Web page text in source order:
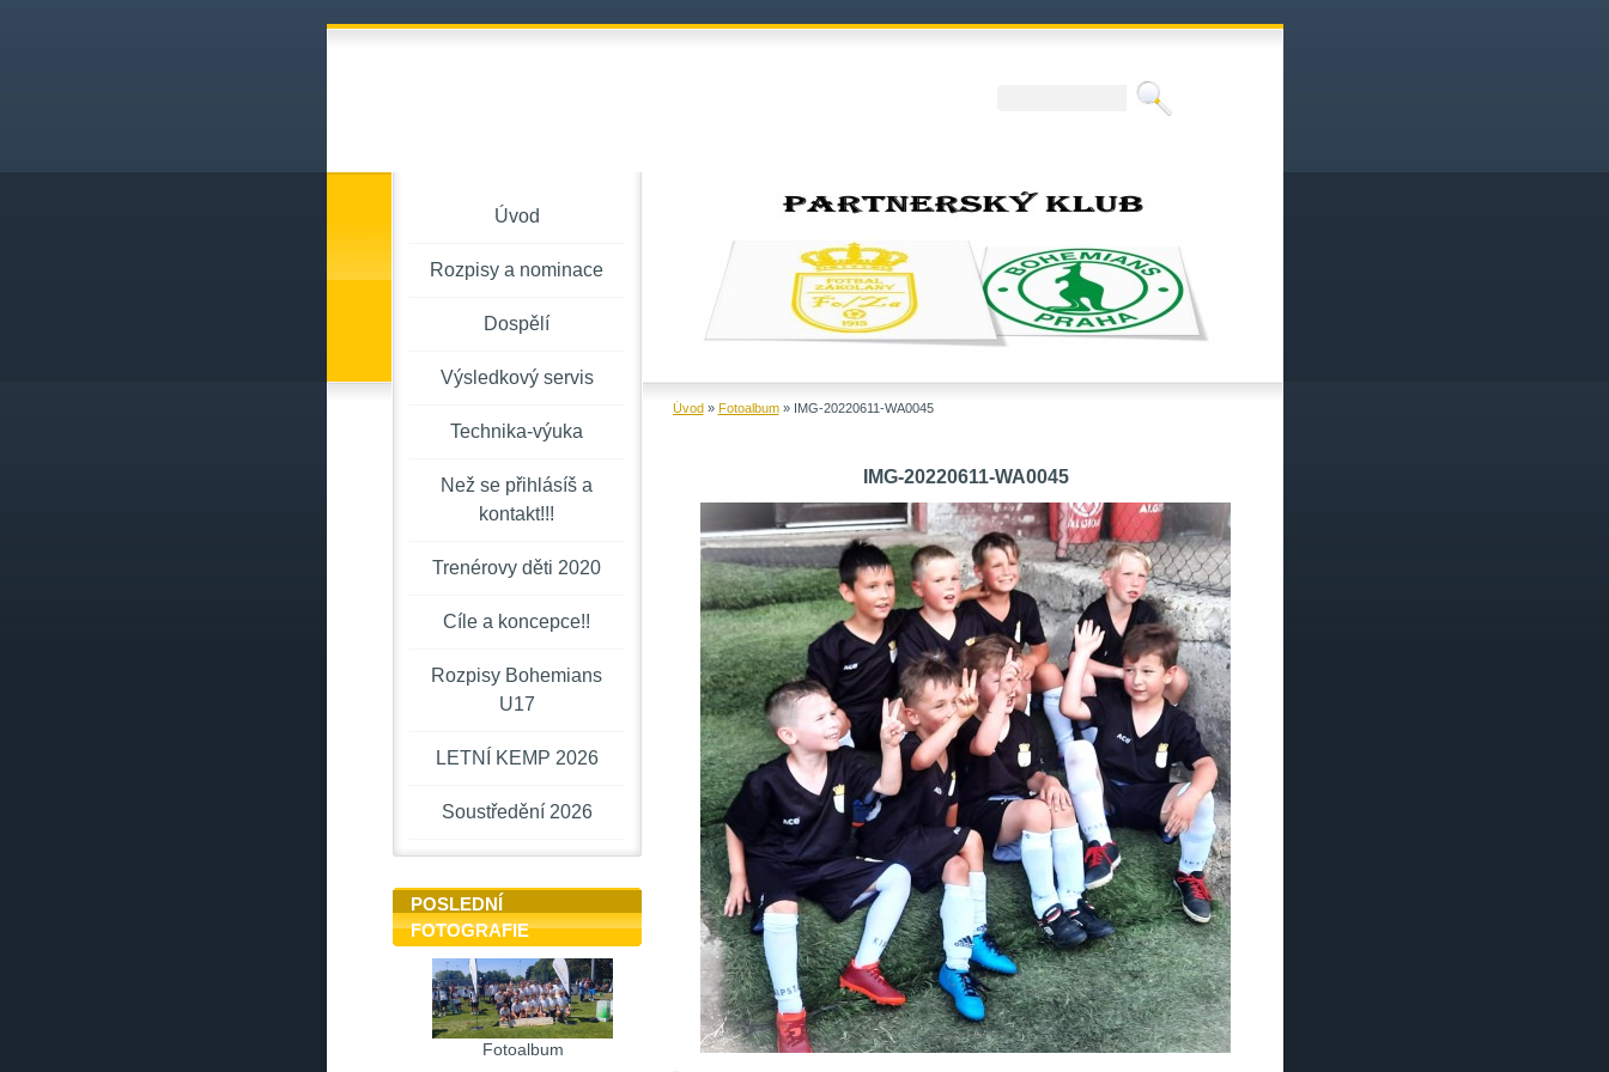
Úvod» Fotoalbum» IMG-20220611-WA0045
IMG-20220611-WA0045
Úvod
Rozpisy a nominace
Dospělí
Výsledkový servis
Technika-výuka
Než se přihlásíš a
kontakt!!!
Trenérovy děti 2020
Cíle a koncepce!!
Rozpisy Bohemians
U17
LETNÍ KEMP 2026
Soustředění 2026
POSLEDNÍ
FOTOGRAFIE
Fotoalbum